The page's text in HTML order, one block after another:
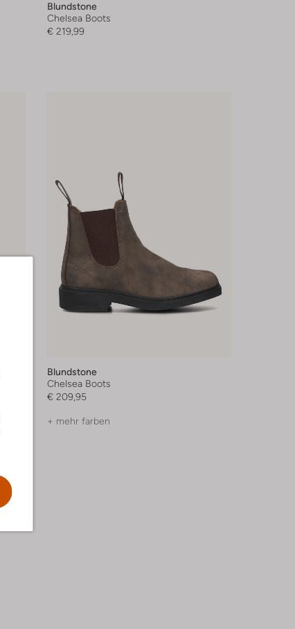
Blundstone
Chelsea Boots
€ 219,99
Blundstone
Chelsea Boots
€ 209,95
+ mehr farben